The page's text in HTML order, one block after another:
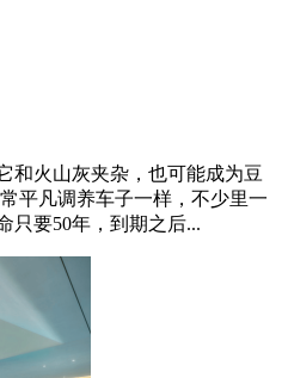
和火山灰夹杂，也可能成为豆
平凡调养车子一样，不少里一
只要50年，到期之后...